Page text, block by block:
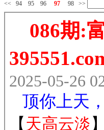
<< 94 95 96 97 98 >>